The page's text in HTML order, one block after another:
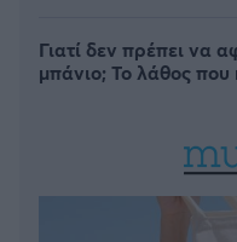
Γιατί δεν πρέπει να
μπάνιο; Το λάθος που